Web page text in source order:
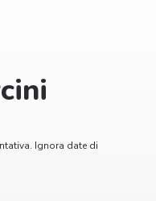
Ignora date di